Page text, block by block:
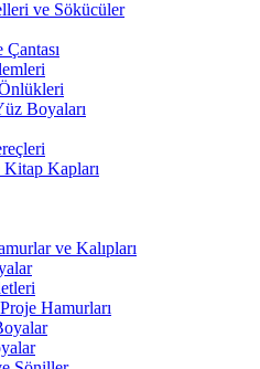
ve Sökücüler
Boyaları
Kapları
ve Kalıpları
Hamurları